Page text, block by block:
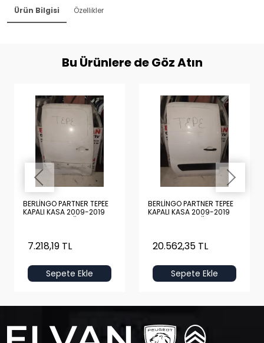
Ürün Bilgisi Özellikler
Bu Ürünlere de Göz Atın
BERLİNGO PARTNER TEPEE
KAPALI KASA 2009-2019
BOŞ BEYAZ SAĞ ARKA KAPI
7.218,19 TL
Sepete Ekle
BERLİNGO PARTNER TEPEE
KAPALI KASA 2009-2019
DOLU BEYAZ SAĞ ARKA
20.562,35 TL
Sepete Ekle